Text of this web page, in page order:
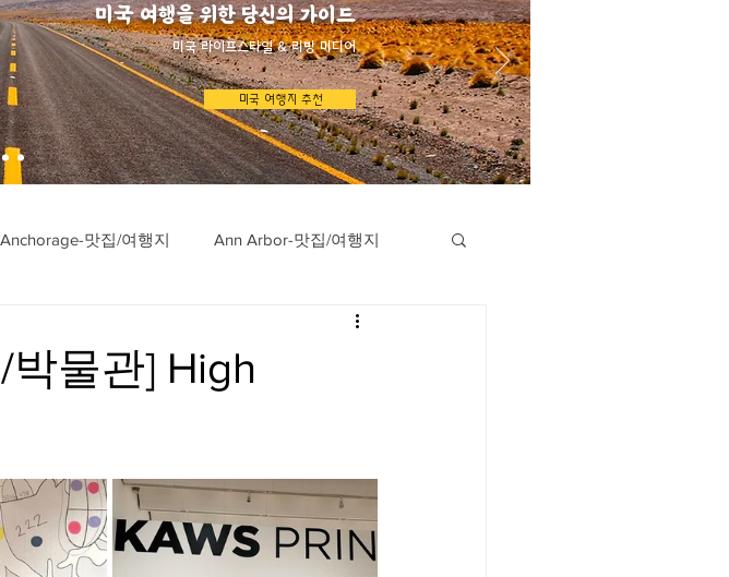
미국 여행을 위한 당신의 가이드
​미국 라이프스타일 & 리빙 미디어
미국 여행지 추천
Anchorage-맛집/여행지 Ann Arbor-맛집/여행지
Austin-맛집/여행지
맛집/여행지 Boone-맛집/여행지
물관] High